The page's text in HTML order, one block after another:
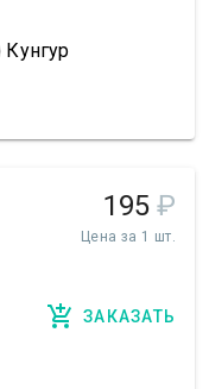
195 ₽
Цена за 1 шт.
ЗАКАЗАТЬ